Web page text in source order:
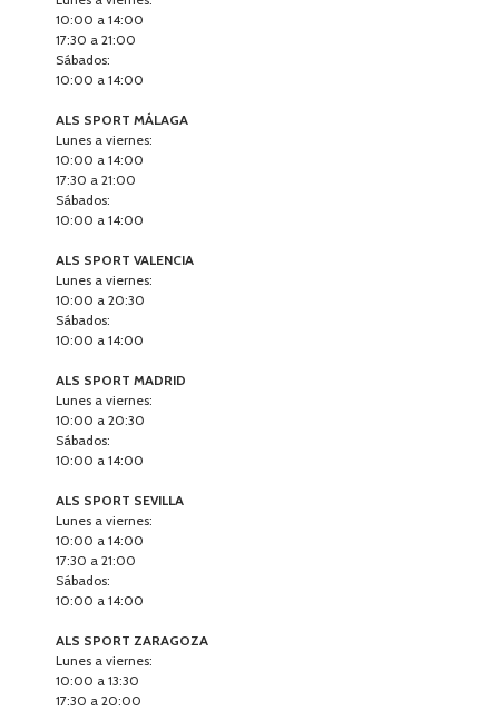
10:00 a 14:00
17:30 a 21:00
Sábados:
10:00 a 14:00
ALS SPORT MÁLAGA
Lunes a viernes:
10:00 a 14:00
17:30 a 21:00
Sábados:
10:00 a 14:00
ALS SPORT VALENCIA
Lunes a viernes:
10:00 a 20:30
Sábados:
10:00 a 14:00
ALS SPORT MADRID
Lunes a viernes:
10:00 a 20:30
Sábados:
10:00 a 14:00
ALS SPORT SEVILLA
Lunes a viernes:
10:00 a 14:00
17:30 a 21:00
Sábados:
10:00 a 14:00
ALS SPORT ZARAGOZA
Lunes a viernes:
10:00 a 13:30
17:30 a 20:00